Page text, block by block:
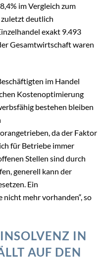
im Vergleich zum
zuletzt deutlich
exakt 9.493
Gesamtwirtschaft waren
im Handel
Kostenoptimierung
bestehen bleiben
da der Faktor
für Betriebe immer
Stellen sind durch
generell kann der
Ein
mehr vorhanden“, so
IN
AUF DEN